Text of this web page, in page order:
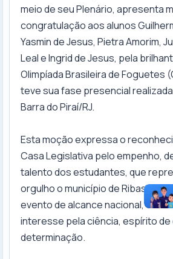
meio de seu Plenário, apresenta
congratulação aos alunos
Yasmin de Jesus, Pietra Amorim,
Leal e Ingrid de Jesus, pela
Olimpíada Brasileira de Foguetes
teve sua fase presencial
Barra do Piraí/RJ.
Esta moção expressa o
Casa Legislativa pelo empenho,
talento dos estudantes, que
orgulho o município de Ribas do
evento de alcance nacional,
interesse pela ciência, espírito de
determinação.